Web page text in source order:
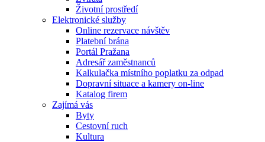
Životní prostředí
Elektronické služby
Online rezervace návštěv
Platební brána
Portál Pražana
Adresář zaměstnanců
Kalkulačka místního poplatku za odpad
Dopravní situace a kamery on-line
Katalog firem
Zajímá vás
Byty
Cestovní ruch
Kultura